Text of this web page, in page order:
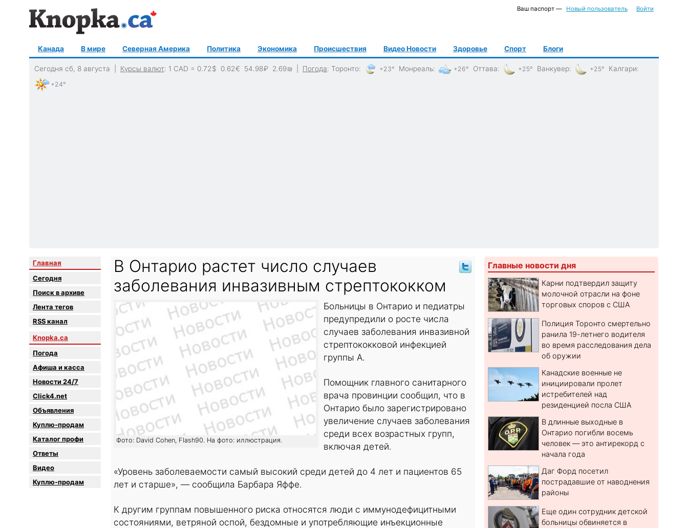
Ваш паспорт — Новый пользователь Войти
Канада В мире Северная Америка Политика Экономика Происшествия Видео Новости Здоровье Спорт Блоги
Сегодня сб, 8 августа | Курсы валют: 1 CAD = 0.72$ 0.62€ 54.98₽ 2.69₪ Погода: Торонто: +23° Монреаль: +26° Оттава: +25° Ванкувер: +25° Калгари:
+24°
Главная
Сегодня
Поиск в архиве
Лента тегов
RSS канал
Knopka.ca
Погода
Афиша и касса
Новости 24/7
Click4.net
Объявления
Куплю-продам
Каталог профи
Oтветы
Видео
Куплю-продам
В Онтарио растет число случаев
заболевания инвазивным стрептококком
Фото: David Cohen, Flash90. На фото: иллюстрация.
Больницы в Онтарио и педиатры
предупредили о росте числа
случаев заболевания инвазивной
стрептококковой инфекцией
группы А.
Помощник главного санитарного
врача провинции сообщил, что в
Онтарио было зарегистрировано
увеличение случаев заболевания
среди всех возрастных групп,
включая детей.
«Уровень заболеваемости самый высокий среди детей до 4 лет и пациентов 65
лет и старше», — сообщила Барбара Яффе.
К другим группам повышенного риска относятся люди с иммунодефицитными
состояниями, ветряной оспой, бездомные и употребляющие инъекционные
Главные новости дня
Карни подтвердил защиту
молочной отрасли на фоне
торговых споров с США
Полиция Торонто смертельно
ранила 19-летнего водителя
во время расследования дела
об оружии
Канадские военные не
инициировали пролет
истребителей над
резиденцией посла США
В длинные выходные в
Онтарио погибли восемь
человек — это антирекорд с
начала года
Даг Форд посетил
пострадавшие от наводнения
районы
Еще один сотрудник детской
больницы обвиняется в